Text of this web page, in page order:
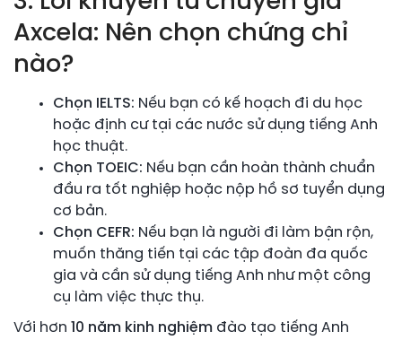
Axcela: Nên chọn chứng chỉ
nào?
Chọn IELTS: Nếu bạn có kế hoạch đi du học
hoặc định cư tại các nước sử dụng tiếng Anh
học thuật.
Chọn TOEIC: Nếu bạn cần hoàn thành chuẩn
đầu ra tốt nghiệp hoặc nộp hồ sơ tuyển dụng
cơ bản.
Chọn CEFR: Nếu bạn là người đi làm bận rộn,
muốn thăng tiến tại các tập đoàn đa quốc
gia và cần sử dụng tiếng Anh như một công
cụ làm việc thực thụ.
Với hơn 10 năm kinh nghiệm đào tạo tiếng Anh